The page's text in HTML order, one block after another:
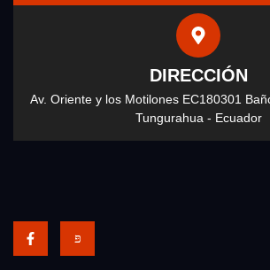
DIRECCIÓN
Av. Oriente y los Motilones EC180301
Tungurahua - Ecuador